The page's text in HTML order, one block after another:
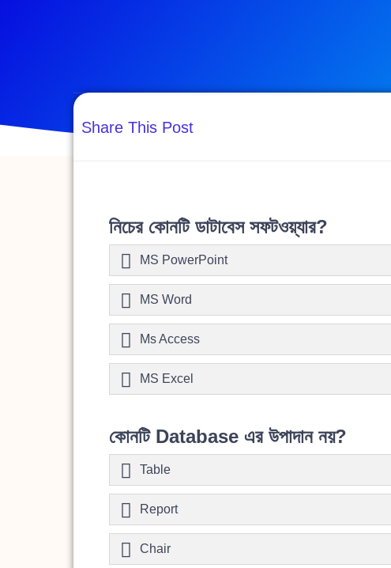
Share This Post
নিচের কোনটি ডাটাবেস সফটওয়্যার?
MS PowerPoint
MS Word
Ms Access
MS Excel
কোনটি Database এর উপাদান নয়?
Table
Report
Chair